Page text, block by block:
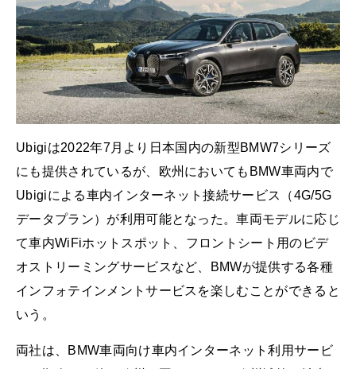
Ubigiは2022年7月より日本国内の新型BMW7シリーズ
にも提供されているが、欧州においてもBMW車両内で
Ubigiによる車内インターネット接続サービス（4G/5G
データプラン）が利用可能となった。車両モデルに応じ
て車内WiFiホットスポット、フロントシート用のビデ
オストリーミングサービスなど、BMWが提供する各種
インフォテインメントサービスを楽しむことができると
いう。
両社は、BMW車両向け車内インターネット利用サービ